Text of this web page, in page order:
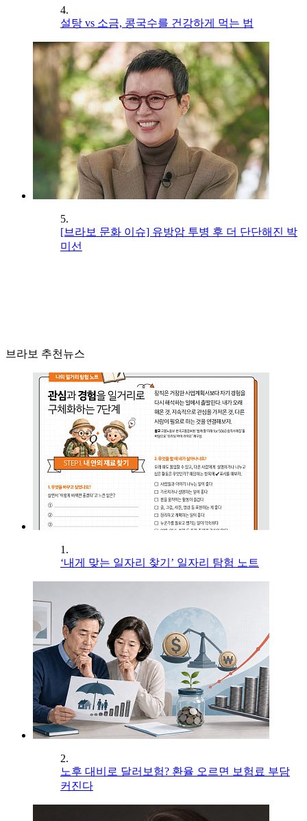
4.
설탕 vs 소금, 콩국수를 건강하게 먹는 법
5.
[브라보 문화 이슈] 유방암 투병 후 더 단단해진 박
미선
브라보 추천뉴스
1.
‘내게 맞는 일자리 찾기’ 일자리 탐험 노트
2.
노후 대비로 달러보험? 환율 오르면 보험료 부담
커진다